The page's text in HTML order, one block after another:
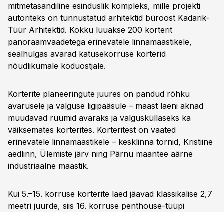
mitmetasandiline esinduslik kompleks, mille projekti
autoriteks on tunnustatud arhitektid büroost Kadarik-
Tüür Arhitektid. Kokku luuakse 200 korterit
panoraamvaadetega erinevatele linnamaastikele,
sealhulgas avarad katusekorruse korterid
nõudlikumale koduostjale.
Korterite planeeringute juures on pandud rõhku
avarusele ja valguse ligipääsule – maast laeni aknad
muudavad ruumid avaraks ja valgusküllaseks ka
väiksemates korterites. Korteritest on vaated
erinevatele linnamaastikele – kesklinna tornid, Kristiine
aedlinn, Ülemiste järv ning Pärnu maantee äärne
industriaalne maastik.
Kui 5.–15. korruse korterite laed jäävad klassikalise 2,7
meetri juurde, siis 16. korruse penthouse-tüüpi